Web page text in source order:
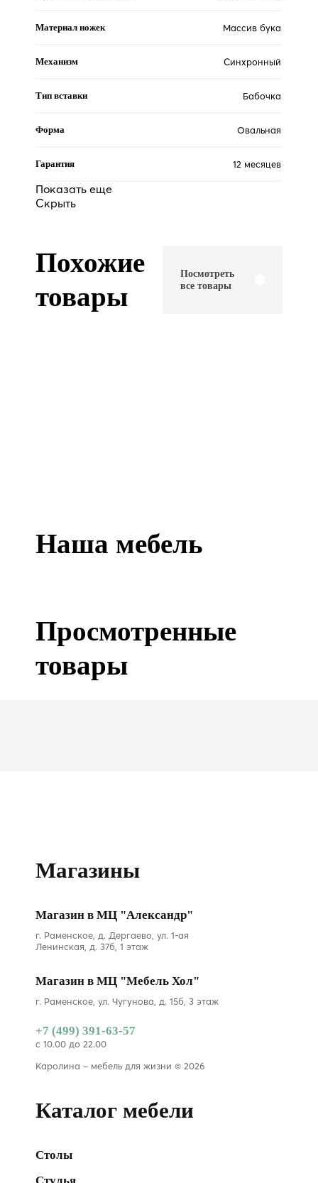
Материал ножек Массив бука
Механизм Синхронный
Тип вставки Бабочка
Форма Овальная
Гарантия 12 месяцев
Показать еще
Скрыть
Похожие
товары
Посмотреть
все товары
Наша мебель
Просмотренные
товары
Магазины
Магазин в МЦ "Александр"
г. Раменское, д. Дергаево, ул. 1-ая
Ленинская, д. 37б, 1 этаж
Магазин в МЦ "Мебель Хол"
г. Раменское, ул. Чугунова, д. 15б, 3 этаж
+7 (499) 391-63-57
с 10.00 до 22.00
Каролина – мебель для жизни © 2026
Каталог мебели
Столы